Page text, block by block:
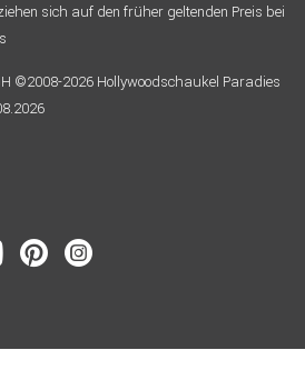
sich auf den früher geltenden Preis bei
©2008-2026 Hollywoodschaukel Paradies